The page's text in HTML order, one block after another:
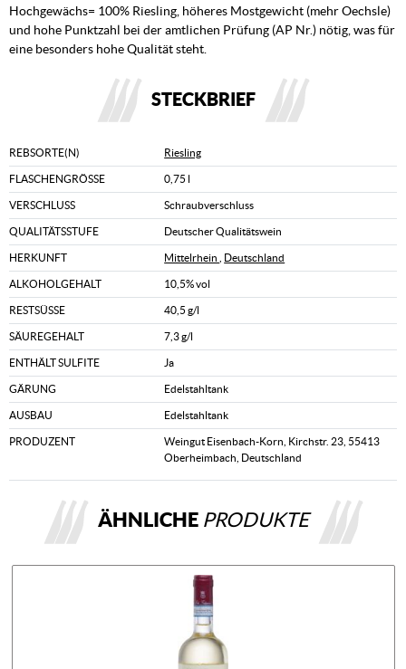
Hochgewächs= 100% Riesling, höheres Mostgewicht (mehr Oechsle)
und hohe Punktzahl bei der amtlichen Prüfung (AP Nr.) nötig, was für
eine besonders hohe Qualität steht.
STECKBRIEF
REBSORTE(N) Riesling
FLASCHENGRÖSSE 0,75 l
VERSCHLUSS Schraubverschluss
QUALITÄTSSTUFE Deutscher Qualitätswein
HERKUNFT Mittelrhein Deutschland
ALKOHOLGEHALT 10,5% vol
RESTSÜSSE 40,5 g/l
SÄUREGEHALT 7,3 g/l
ENTHÄLT SULFITE Ja
GÄRUNG Edelstahltank
AUSBAU Edelstahltank
PRODUZENT
Weingut Eisenbach-Korn, Kirchstr. 23, 55413
Oberheimbach, Deutschland
ÄHNLICHE PRODUKTE